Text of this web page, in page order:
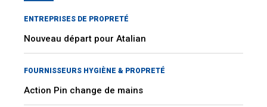
ENTREPRISES DE PROPRETÉ
Nouveau départ pour Atalian
FOURNISSEURS HYGIÈNE & PROPRETÉ
Action Pin change de mains